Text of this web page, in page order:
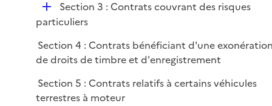
r
D
é
l
i
e
r
Section 3 : Contrats couvrant des risques
particuliers
Section 4 : Contrats bénéficiant d'une
de droits de timbre et d'enregistrement
Section 5 : Contrats relatifs à certains véhicules
terrestres à moteur